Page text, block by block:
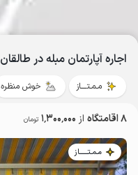
اجاره آپارتمان مبله در طالقان
مـمـتــــاز خوش منظره
8 اقامتگاه از 1٬300٬000 تومان
مـمـتــــــاز